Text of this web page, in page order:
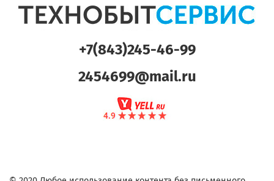
+7(843)245-46-99
2454699@mail.ru